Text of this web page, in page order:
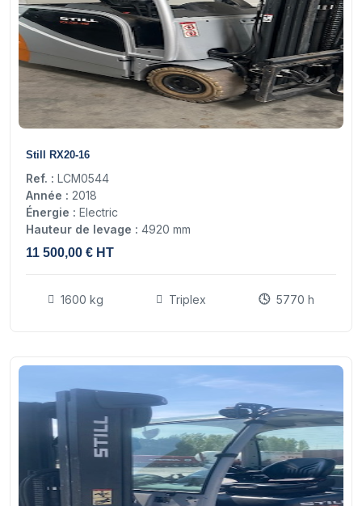
Still RX20-16
Ref. : LCM0544
Année : 2018
Énergie : Electric
Hauteur de levage : 4920 mm
11 500,00 € HT
1600 kg Triplex 5770 h